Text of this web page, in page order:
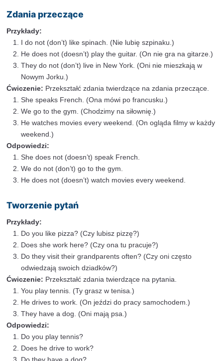
s” lub “-es” do czasowników w trzeciej osobie liczby
oraz o odpowiednim stosowaniu “do” i “does” w
przeczących i pytaniach. W kolejnej sekcji
praktycznych przykładów i ćwiczeń, które pomogą Ci
zasady.